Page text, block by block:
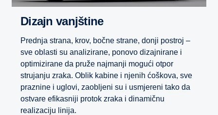
Dizajn vanjštine
Prednja strana, krov, bočne strane, donji postroj –
sve oblasti su analizirane, ponovo dizajnirane i
optimizirane da pruže najmanji mogući otpor
strujanju zraka. Oblik kabine i njenih ćoškova, sve
praznine i uglovi, zaobljeni su i usmjereni tako da
ostvare efikasniji protok zraka i dinamičnu
realizaciju linija.